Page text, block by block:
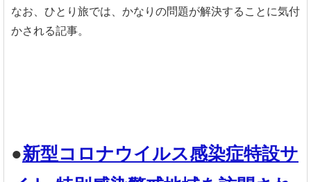
なお、ひとり旅では、かなりの問題が解決することに気付
かされる記事。
●新型コロナウイルス感染症特設サ